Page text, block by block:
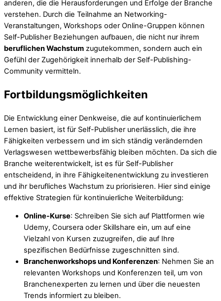
anderen, die die Herausforderungen und Erfolge der Branche
verstehen. Durch die Teilnahme an Networking-
Veranstaltungen, Workshops oder Online-Gruppen können
Self-Publisher Beziehungen aufbauen, die nicht nur ihrem
beruflichen Wachstum zugutekommen, sondern auch ein
Gefühl der Zugehörigkeit innerhalb der Self-Publishing-
Community vermitteln.
Fortbildungsmöglichkeiten
Die Entwicklung einer Denkweise, die auf kontinuierlichem
Lernen basiert, ist für Self-Publisher unerlässlich, die ihre
Fähigkeiten verbessern und im sich ständig verändernden
Verlagswesen wettbewerbsfähig bleiben möchten. Da sich die
Branche weiterentwickelt, ist es für Self-Publisher
entscheidend, in ihre Fähigkeitenentwicklung zu investieren
und ihr berufliches Wachstum zu priorisieren. Hier sind einige
effektive Strategien für kontinuierliche Weiterbildung:
Online-Kurse: Schreiben Sie sich auf Plattformen wie
Udemy, Coursera oder Skillshare ein, um auf eine
Vielzahl von Kursen zuzugreifen, die auf Ihre
spezifischen Bedürfnisse zugeschnitten sind.
Branchenworkshops und Konferenzen: Nehmen Sie an
relevanten Workshops und Konferenzen teil, um von
Branchenexperten zu lernen und über die neuesten
Trends informiert zu bleiben.